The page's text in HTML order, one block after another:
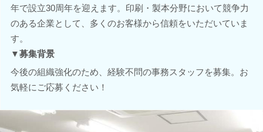
年で設立30周年を迎えます。印刷・製本分野において競争力
のある企業として、多くのお客様から信頼をいただいていま
す。
▼募集背景
今後の組織強化のため、経験不問の事務スタッフを募集。お
気軽にご応募ください！